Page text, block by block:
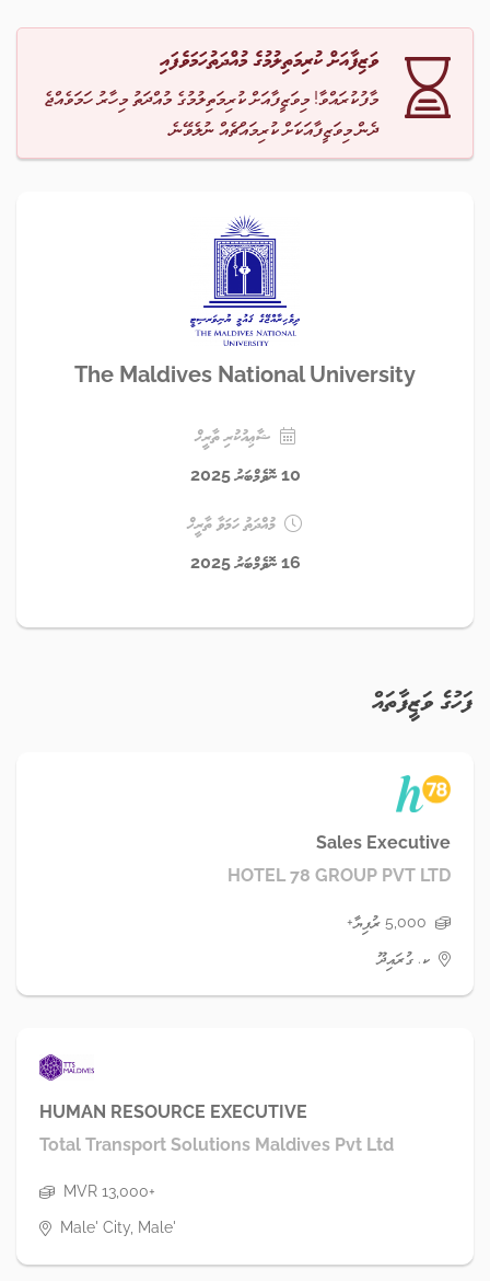
ވަޒިފާއަށް ކުރިމަތިލުމުގެ މުއްދަތުހަމަވެފައި
މާފުކުރައްވާ! މިވަޒީފާއަށް ކުރިމަތިލުމުގެ މުއްދަތު މިހާރު ހަމަވެއްޖެ
ދެން މިވަޒީފާއަކަށް ކުރިމައްޗެއް ނުލެވޭނެ.
The Maldives National University
ޝާޢިއުކުރި ތާރީޚް
10 ނޮވެމްބަރު 2025
މުއްދަތު ހަމަވާ ތާރީޚް
16 ނޮވެމްބަރު 2025
ފަހުގެ ވަޒީފާތައް
Sales Executive
HOTEL 78 GROUP PVT LTD
5,000 ރުފިޔާ+
ކ. ގުރައިދޫ
HUMAN RESOURCE EXECUTIVE
Total Transport Solutions Maldives Pvt Ltd
MVR 13,000+
Male' City, Male'